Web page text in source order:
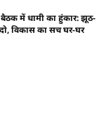
में धामी का हुंकार: झूठ-
विकास का सच घर-घर